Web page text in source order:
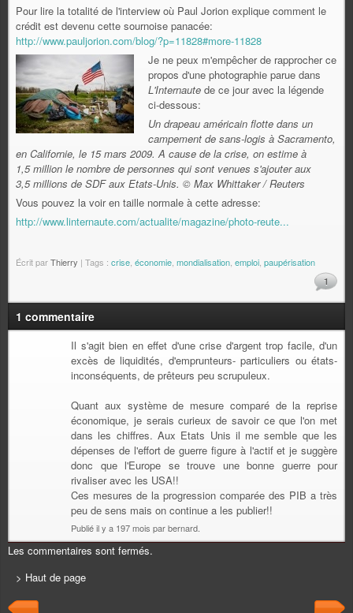
Pour lire la totalité de l'interview où Paul Jorion explique comment le
crédit est devenu cette sournoise panacée:
http://www.pauljorion.com/blog/?p=11828#more-11828
Je ne peux m'empêcher de rapprocher ce
propos d'une photographie parue dans
L'Internaute de ce jour avec la légende
ci-dessous:
Un drapeau américain flotte dans un
campement de sans-logis à Sacramento,
en Californie, le 15 mars 2009. A cause de la crise, on estime à
1,5 million le nombre de personnes qui sont venues s'ajouter aux
3,5 millions de SDF aux Etats-Unis. © Max Whittaker / Reuters
Vous pouvez la voir en taille normale à cette adresse:
http://www.linternaute.com/actualite/magazine/photo-reute...
Écrit parThierry | Tags : crise économie mondialisation emploi paupérisation
1
1 commentaire
Il s'agit bien en effet d'une crise d'argent trop facile, d'un
excès de liquidités, d'emprunteurs- particuliers ou états-
inconséquents, de prêteurs peu scrupuleux.
Quant aux système de mesure comparé de la reprise
économique, je serais curieux de savoir ce que l'on met
dans les chiffres. Aux Etats Unis il me semble que les
dépenses de l'effort de guerre figure à l'actif et je suggère
donc que l'Europe se trouve une bonne guerre pour
rivaliser avec les USA!!
Ces mesures de la progression comparée des PIB a très
peu de sens mais on continue a les publier!!
Publié il y a 197 mois par bernard.
Les commentaires sont fermés.
> Haut de page